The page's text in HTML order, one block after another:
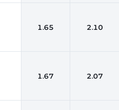
1.65 2.10
1.67 2.07